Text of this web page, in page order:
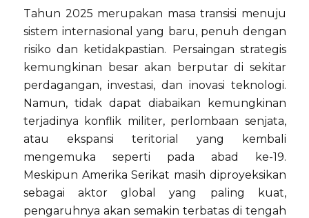
Tahun 2025 merupakan masa transisi menuju
sistem internasional yang baru, penuh dengan
risiko dan ketidakpastian. Persaingan strategis
kemungkinan besar akan berputar di sekitar
perdagangan, investasi, dan inovasi teknologi.
Namun, tidak dapat diabaikan kemungkinan
terjadinya konflik militer, perlombaan senjata,
atau ekspansi teritorial yang kembali
mengemuka seperti pada abad ke-19.
Meskipun Amerika Serikat masih diproyeksikan
sebagai aktor global yang paling kuat,
pengaruhnya akan semakin terbatas di tengah